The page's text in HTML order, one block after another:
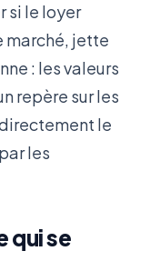
si le loyer
marché, jette
: les valeurs
repère sur les
le
les
qui se